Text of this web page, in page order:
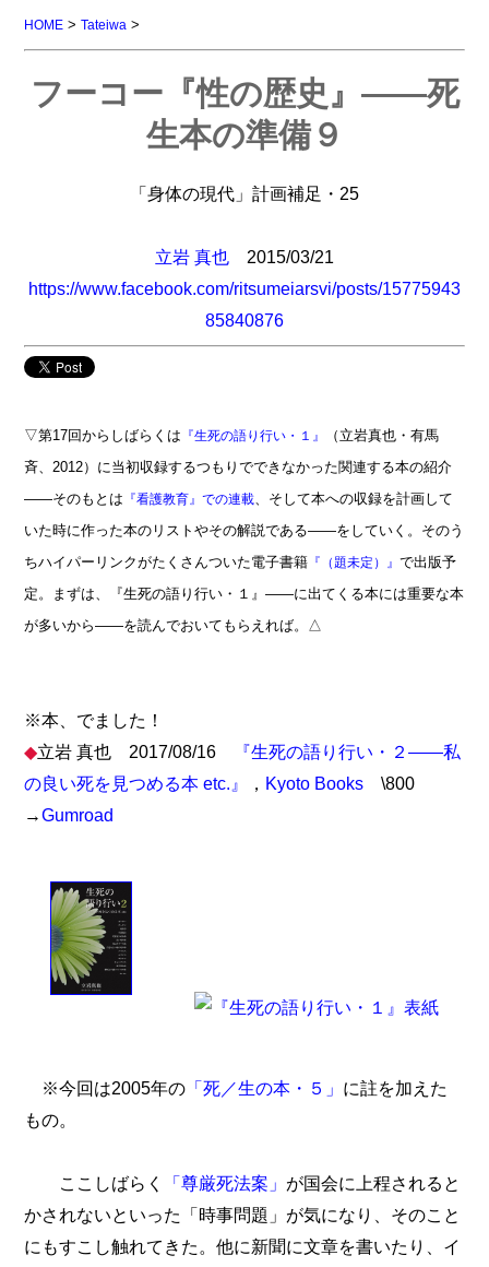
HOME >Tateiwa >
フーコー『性の歴史』――死
生本の準備９
「身体の現代」計画補足・25
立岩 真也 2015/03/21
https://www.facebook.com/ritsumeiarsvi/posts/15775943
85840876
▽第17回からしばらくは 『生死の語り行い・１』
（立岩真也・有馬
斉、2012）に当初収録するつもりでできなかった関連する本の紹介
――そのもとは
『看護教育』での連載、そして本への収録を計画して
いた時に作った本のリストやその解説である――をしていく。そのう
ちハイパーリンクがたくさんついた電子書籍 『（題未定）』で出版予
定。まずは、『生死の語り行い・１』――に出てくる本には重要な本
が多いから――を読んでおいてもらえれば。△
※本、でました！
◆立岩 真也 2017/08/16
『生死の語り行い・２――私
の良い死を見つめる本 etc.』
， Kyoto Books \800
→Gumroad
※今回は2005年の 「死／生の本・５」 に註を加えた
もの。
ここしばらく 「尊厳死法案」 が国会に上程されると
かされないといった「時事問題」が気になり、そのこと
にもすこし触れてきた。他に新聞に文章を書いたり、イ